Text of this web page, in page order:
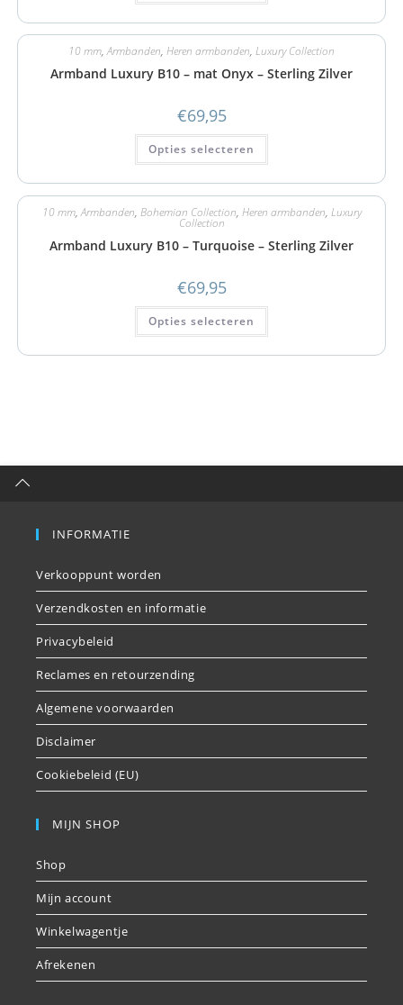
10 mm,Armbanden, Heren armbanden, Luxury Collection
Armband Luxury B10 – mat Onyx – Sterling Zilver
€69,95
Opties selecteren
10 mm,Armbanden, Bohemian Collection, Heren armbanden, Luxury
Collection
Armband Luxury B10 – Turquoise – Sterling Zilver
€69,95
Opties selecteren
INFORMATIE
Verkooppunt worden
Verzendkosten en informatie
Privacybeleid
Reclames en retourzending
Algemene voorwaarden
Disclaimer
Cookiebeleid (EU)
MIJN SHOP
Shop
Mijn account
Winkelwagentje
Afrekenen